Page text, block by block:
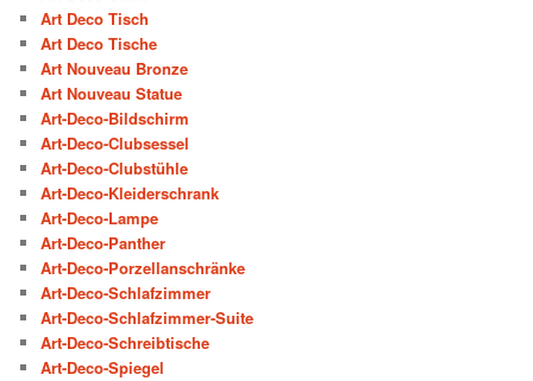
Art Deco Tisch
Art Deco Tische
Art Nouveau Bronze
Art Nouveau Statue
Art-Deco-Bildschirm
Art-Deco-Clubsessel
Art-Deco-Clubstühle
Art-Deco-Kleiderschrank
Art-Deco-Lampe
Art-Deco-Panther
Art-Deco-Porzellanschränke
Art-Deco-Schlafzimmer
Art-Deco-Schlafzimmer-Suite
Art-Deco-Schreibtische
Art-Deco-Spiegel